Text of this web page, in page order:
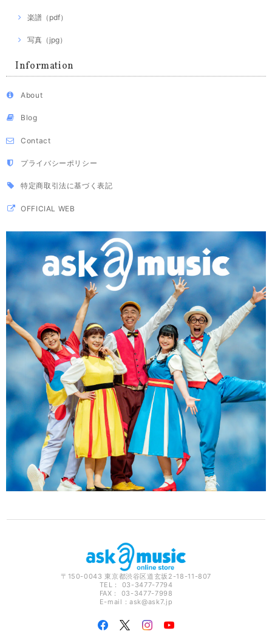
楽譜（pdf）
写真（jpg）
Information
About
Blog
Contact
プライバシーポリシー
特定商取引法に基づく表記
OFFICIAL WEB
〒150-0043 東京都渋谷区道玄坂2-18-11-807
TEL： 03-3477-7794
FAX： 03-3477-7998
E-mail：ask@ask7.jp